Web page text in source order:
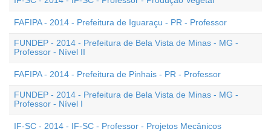
FAFIPA - 2014 - Prefeitura de Iguaraçu - PR - Professor
FUNDEP - 2014 - Prefeitura de Bela Vista de Minas - MG -
Professor - Nível II
FAFIPA - 2014 - Prefeitura de Pinhais - PR - Professor
FUNDEP - 2014 - Prefeitura de Bela Vista de Minas - MG -
Professor - Nível I
IF-SC - 2014 - IF-SC - Professor - Projetos Mecânicos